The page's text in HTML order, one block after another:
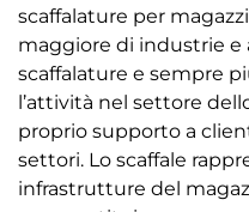
scaffalature per
maggiore di industrie e
scaffalature e sempre
l’attività nel settore
proprio supporto a
settori. Lo scaffale
infrastrutture del